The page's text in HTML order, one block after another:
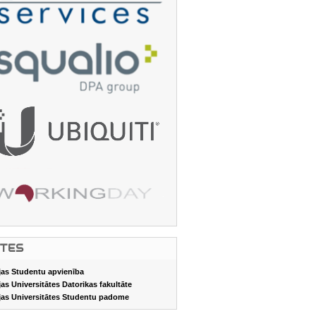
Studentu apvienība
Universitātes Datorikas fakultāte
Universitātes Studentu padome